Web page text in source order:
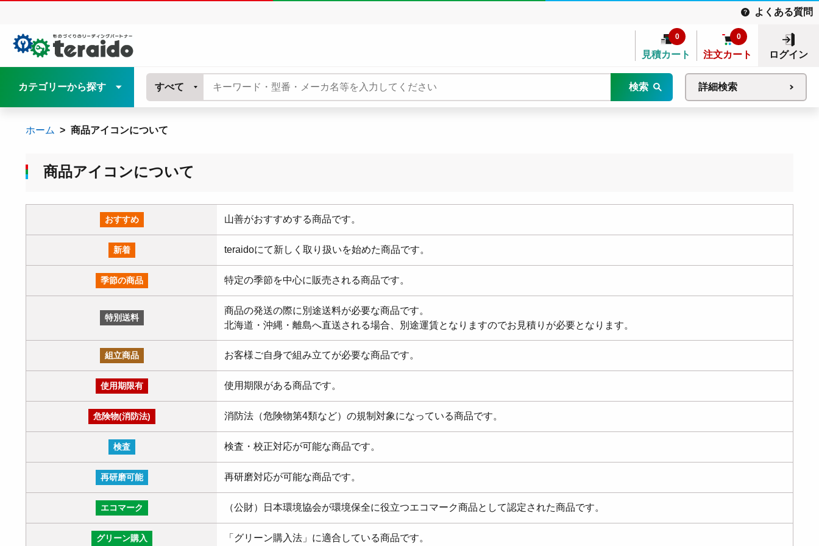
よくある質問
見積カート
0
注文カート
0
ログイン
カテゴリーから探す すべて 検索 詳細検索
ホーム 商品アイコンについて
商品アイコンについて
おすすめ 山善がおすすめする商品です。
新着 teraidoにて新しく取り扱いを始めた商品です。
季節の商品 特定の季節を中心に販売される商品です。
特別送料
商品の発送の際に別途送料が必要な商品です。
北海道・沖縄・離島へ直送される場合、別途運賃となりますのでお見積りが必要となります。
組立商品 お客様ご自身で組み立てが必要な商品です。
使用期限有 使用期限がある商品です。
危険物(消防法) 消防法（危険物第4類など）の規制対象になっている商品です。
検査 検査・校正対応が可能な商品です。
再研磨可能 再研磨対応が可能な商品です。
エコマーク （公財）日本環境協会が環境保全に役立つエコマーク商品として認定された商品です。
グリーン購入 「グリーン購入法」に適合している商品です。